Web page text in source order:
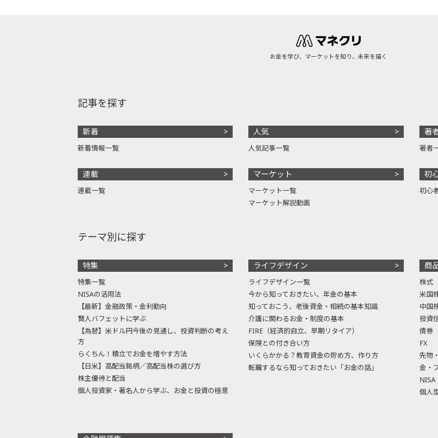
お金を学び、マーケットを知り、未来を描く
記事を探す
新着
新着情報一覧
連載
連載一覧
人気
人気記事一覧
マーケット
マーケット一覧
マーケット解説動画
著
著者
初
初心
テーマ別に探す
特集
特集一覧
NISAの活用法
【最新】金融政策・金利動向
賢人バフェットに学ぶ
【為替】米ドル円今後の見通し、投資判断の考え
方
らくちん！積立でお金を増やす方法
【日米】高配当銘柄／高配当株の選び方
株主優待と配当
個人投資家・著名人から学ぶ、お金と投資の極意
ライフデザイン
ライフデザイン一覧
今から知っておきたい、年金の基本
知っておこう、老後資金・相続の基本知識
介護に関わるお金・制度の基本
FIRE（経済的自立、早期リタイア）
保険との付き合い方
いくらかかる？教育資金の貯め方、作り方
転職するなら知っておきたい「お金の話」
商
株式
米国
中国
投資
債券
FX
先物
金・
NISA
個人